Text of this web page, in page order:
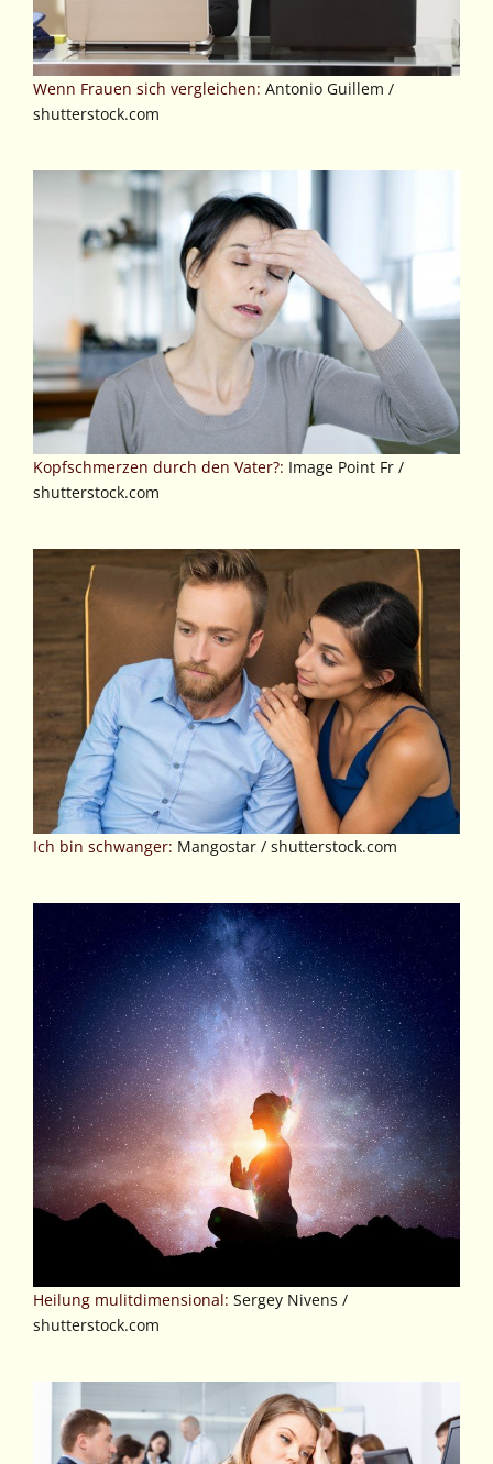
Wenn Frauen sich vergleichen: Antonio Guillem /
shutterstock.com
Kopfschmerzen durch den Vater?: Image Point Fr /
shutterstock.com
Ich bin schwanger: Mangostar / shutterstock.com
Heilung mulitdimensional: Sergey Nivens /
shutterstock.com